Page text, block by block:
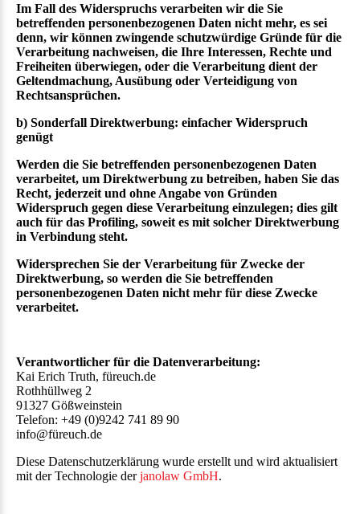
Im Fall des Widerspruchs verarbeiten wir die Sie
betreffenden personenbezogenen Daten nicht mehr, es sei
denn, wir können zwingende schutzwürdige Gründe für die
Verarbeitung nachweisen, die Ihre Interessen, Rechte und
Freiheiten überwiegen, oder die Verarbeitung dient der
Geltendmachung, Ausübung oder Verteidigung von
Rechtsansprüchen.
b) Sonderfall Direktwerbung: einfacher Widerspruch
genügt
Werden die Sie betreffenden personenbezogenen Daten
verarbeitet, um Direktwerbung zu betreiben, haben Sie das
Recht, jederzeit und ohne Angabe von Gründen
Widerspruch gegen diese Verarbeitung einzulegen; dies gilt
auch für das Profiling, soweit es mit solcher Direktwerbung
in Verbindung steht.
Widersprechen Sie der Verarbeitung für Zwecke der
Direktwerbung, so werden die Sie betreffenden
personenbezogenen Daten nicht mehr für diese Zwecke
verarbeitet.
Verantwortlicher für die Datenverarbeitung:
Kai Erich Truth, füreuch.de
Rothhüllweg 2
91327 Gößweinstein
Telefon: +49 (0)9242 741 89 90
info@füreuch.de
Diese Datenschutzerklärung wurde erstellt und wird aktualisiert
mit der Technologie derjanolaw GmbH.